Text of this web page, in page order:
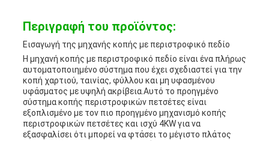
Περιγραφή του προϊόντος:
Εισαγωγή της μηχανής κοπής με περιστροφικό πεδίο
Η μηχανή κοπής με περιστροφικό πεδίο είναι ένα πλήρως
αυτοματοποιημένο σύστημα που έχει σχεδιαστεί για την
κοπή χαρτιού, ταινίας, φύλλου και μη υφασμένου
υφάσματος με υψηλή ακρίβεια.Αυτό το προηγμένο
σύστημα κοπής περιστροφικών πετσέτες είναι
εξοπλισμένο με τον πιο προηγμένο μηχανισμό κοπής
περιστροφικών πετσέτες και ισχύ 4KW για να
εξασφαλίσει ότι μπορεί να φτάσει το μέγιστο πλάτος